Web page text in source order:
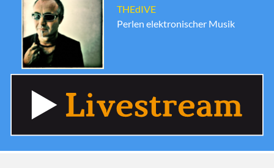
THEdIVE
Perlen elektronischer Musik